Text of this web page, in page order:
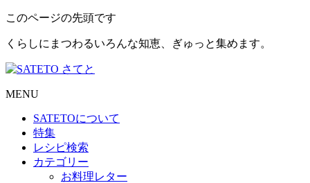
このページの先頭です
くらしにまつわるいろんな知恵、ぎゅっと集めます。
MENU
SATETOについて
特集
レシピ検索
カテゴリー
お料理レター